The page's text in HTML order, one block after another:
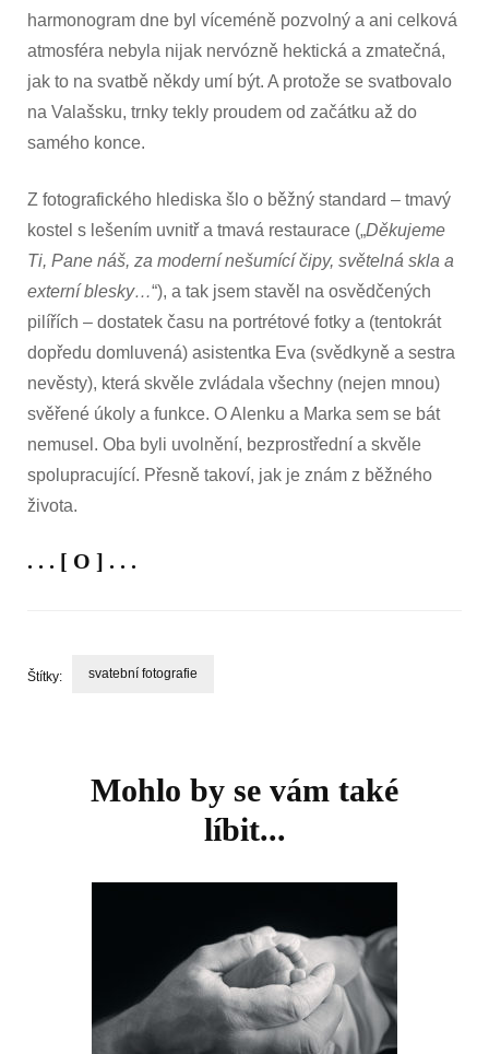
harmonogram dne byl víceméně pozvolný a ani celková
atmosféra nebyla nijak nervózně hektická a zmatečná,
jak to na svatbě někdy umí být. A protože se svatbovalo
na Valašsku, trnky tekly proudem od začátku až do
samého konce.
Z fotografického hlediska šlo o běžný standard – tmavý
kostel s lešením uvnitř a tmavá restaurace („Děkujeme
Ti, Pane náš, za moderní nešumící čipy, světelná skla a
externí blesky…“), a tak jsem stavěl na osvědčených
pilířích – dostatek času na portrétové fotky a (tentokrát
dopředu domluvená) asistentka Eva (svědkyně a sestra
nevěsty), která skvěle zvládala všechny (nejen mnou)
svěřené úkoly a funkce. O Alenku a Marka sem se bát
nemusel. Oba byli uvolnění, bezprostřední a skvěle
spolupracující. Přesně takoví, jak je znám z běžného
života.
. . . [ O ] . . .
Štítky: svatební fotografie
Mohlo by se vám také
líbit...